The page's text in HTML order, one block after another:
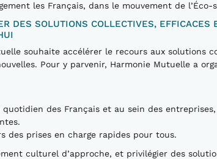
les Français, dans le mouvement de l’Éco-
DES SOLUTIONS COLLECTIVES, EFFICACES
souhaite accélérer le recours aux solutions
Pour y parvenir, Harmonie Mutuelle a
des Français et au sein des
des prises en charge rapides pour tous.
culturel d’approche, et privilégier des